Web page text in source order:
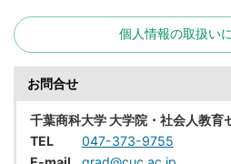
個人情報の取扱い
お問合せ
千葉商科大学 大学院・社会人教育
TEL
047-373-9755